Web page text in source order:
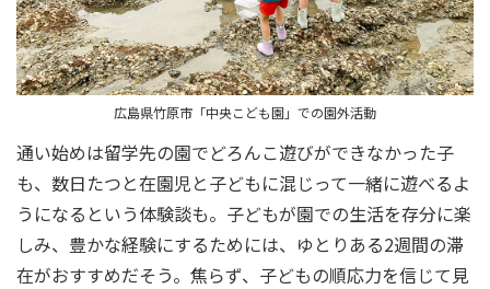
広島県竹原市「中央こども園」での園外活動
通い始めは留学先の園でどろんこ遊びができなかった子
も、数日たつと在園児と子どもに混じって一緒に遊べるよ
うになるという体験談も。子どもが園での生活を存分に楽
しみ、豊かな経験にするためには、ゆとりある2週間の滞
在がおすすめだそう。焦らず、子どもの順応力を信じて見